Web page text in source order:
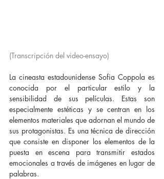
(Transcripción del video-ensayo)
La cineasta estadounidense Sofia Coppola es
conocida por el particular estilo y la
sensibilidad de sus películas. Estas son
especialmente estéticas y se centran en los
elementos materiales que adornan el mundo de
sus protagonistas. Es una técnica de dirección
que consiste en disponer los elementos de la
puesta en escena para transmitir estados
emocionales a través de imágenes en lugar de
palabras.